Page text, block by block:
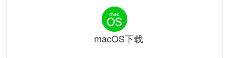
macOS下载